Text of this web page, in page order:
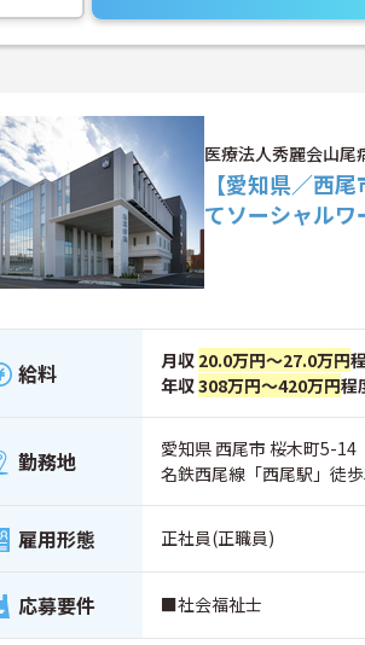
医療法人秀麗会山尾
【愛知県／西
てソーシャルワ
給料 月収 20.0万円～27.0万円
年収308万円～420万円程
勤務地
愛知県 西尾市 桜木町5-14
名鉄西尾線「西尾駅」徒
雇用形態 正社員(正職員)
応募要件 ■社会福祉士